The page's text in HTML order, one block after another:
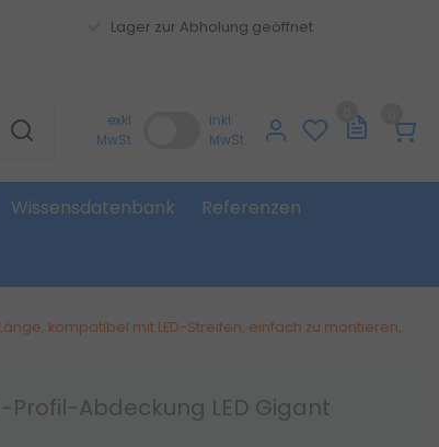
Lager zur Abholung geöffnet
exkl.
MwSt.
Inkl.
MwSt.
Wissensdatenbank Referenzen
kompatibel mit LED-Streifen, einfach zu montieren,
Profil-Abdeckung LED Gigant